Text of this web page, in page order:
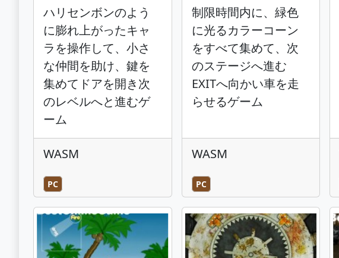
ハリセンボンのよう
に膨れ上がったキャ
ラを操作して、小さ
な仲間を助け、鍵を
集めてドアを開き次
のレベルへと進むゲ
ーム
WASM
PC
制限時間内に、緑色
に光るカラーコーン
をすべて集めて、次
のステージへ進む
EXITへ向かい車を走
らせるゲーム
WASM
PC